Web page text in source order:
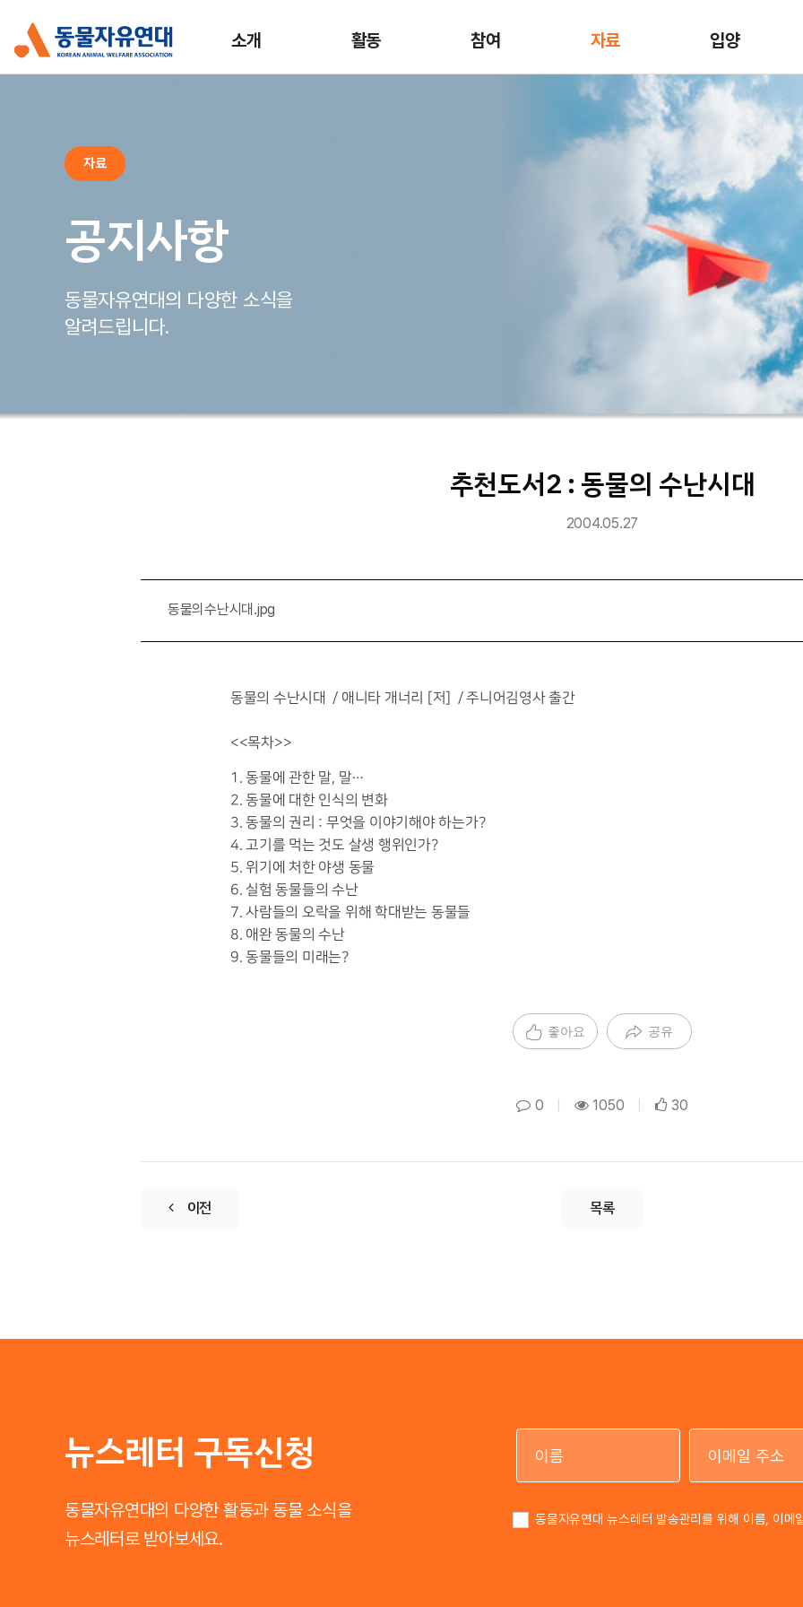
소개 활동 참여 자료 입양
자료
공지사항
동물자유연대의 다양한 소식을
알려드립니다.
추천도서2 : 동물의 수난시대
2004.05.27
동물의수난시대.jpg
동물의 수난시대 / 애니타 개너리 [저] / 주니어김영사 출간
<<목차>>
1. 동물에 관한 말, 말…
2. 동물에 대한 인식의 변화
3. 동물의 권리 : 무엇을 이야기해야 하는가?
4. 고기를 먹는 것도 살생 행위인가?
5. 위기에 처한 야생 동물
6. 실험 동물들의 수난
7. 사람들의 오락을 위해 학대받는 동물들
8. 애완 동물의 수난
9. 동물들의 미래는?
좋아요 공유
0 1050 30
이전 목록
뉴스레터 구독신청
동물자유연대의 다양한 활동과 동물 소식을
뉴스레터로 받아보세요.
동물자유연대 뉴스레터 발송관리를 위해 이름, 이